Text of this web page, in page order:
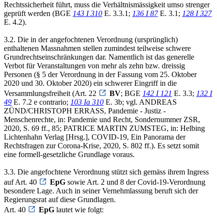
Rechtssicherheit führt, muss die Verhältnismässigkeit umso strenger
geprüft werden (BGE 143 I 310 E. 3.3.1; 136 I 87E. 3.1; 128 I 327
E. 4.2).
3.2. Die in der angefochtenen Verordnung (ursprünglich)
enthaltenen Massnahmen stellen zumindest teilweise schwere
Grundrechtseinschränkungen dar. Namentlich ist das generelle
Verbot für Veranstaltungen von mehr als zehn bzw. dreissig
Personen (§ 5 der Verordnung in der Fassung vom 25. Oktober
2020 und 30. Oktober 2020) ein schwerer Eingriff in die
Versammlungsfreiheit (Art. 22
BV; BGE 142 I 121 E. 3.3; 132 I
49 E. 7.2 e contrario; 103 Ia 310 E. 3b; vgl. ANDREAS
ZÜND/CHRISTOPH ERRASS, Pandemie - Justiz -
Menschenrechte, in: Pandemie und Recht, Sondernummer ZSR,
2020, S. 69 ff., 85; PATRICE MARTIN ZUMSTEG, in: Helbing
Lichtenhahn Verlag [Hrsg.], COVID-19, Ein Panorama der
Rechtsfragen zur Corona-Krise, 2020, S. 802 ff.). Es setzt somit
eine formell-gesetzliche Grundlage voraus.
3.3. Die angefochtene Verordnung stützt sich gemäss ihrem Ingress
auf Art. 40
EpG sowie Art. 2 und 8 der Covid-19-Verordnung
besondere Lage. Auch in seiner Vernehmlassung beruft sich der
Regierungsrat auf diese Grundlagen.
Art. 40
EpG lautet wie folgt: